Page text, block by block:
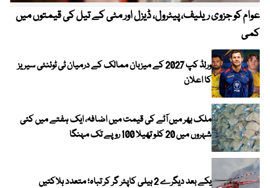
عوام کو جزوی ریلیف، پیٹرول، ڈیزل اور مٹی کے تیل کی قیمتوں میں
کمی
ورلڈ کپ 2027 کے میزبان ممالک کے درمیان ٹی ٹوئنٹی سیریز
کا اعلان
ملک بھر میں آٹے کی قیمت میں اضافہ، ایک ہفتے میں کئی
شہروں میں 20 کلو تھیلا 100 روپے تک مہنگا
یکے بعد دیگرے 2 ہیلی کاپٹر گر کر تباہ؛ متعدد ہلاکتیں